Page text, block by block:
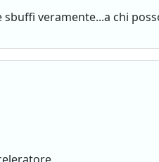
veramente...a chi